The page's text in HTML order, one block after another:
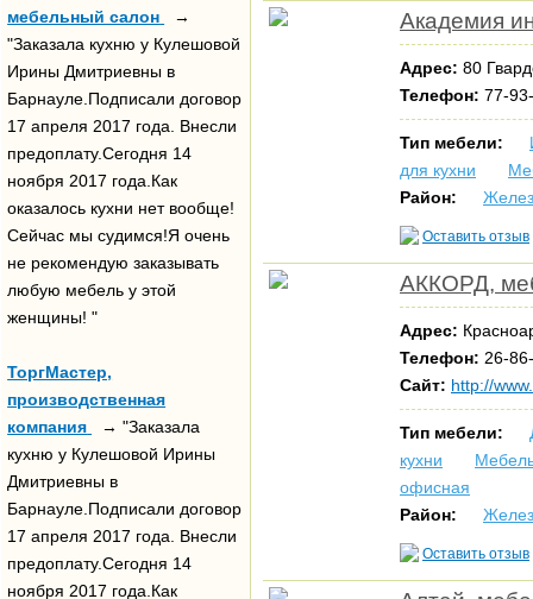
мебельный салон
→
"Заказала кухню у Кулешовой
Ирины Дмитриевны в
Барнауле.Подписали договор
17 апреля 2017 года. Внесли
предоплату.Сегодня 14
ноября 2017 года.Как
оказалось кухни нет вообще!
Сейчас мы судимся!Я очень
не рекомендую заказывать
любую мебель у этой
женщины! "
ТоргМастер,
производственная
компания
→ "Заказала
кухню у Кулешовой Ирины
Дмитриевны в
Барнауле.Подписали договор
17 апреля 2017 года. Внесли
предоплату.Сегодня 14
ноября 2017 года.Как
Академия
Адрес: 80
Телефон: 77-
Тип мебели:
для кухни
Район:
Оставить отзыв
АККОРД,
Адрес:
Телефон: 26-
Сайт: http://
Тип мебели:
кухни
офисная
Район:
Оставить отзыв